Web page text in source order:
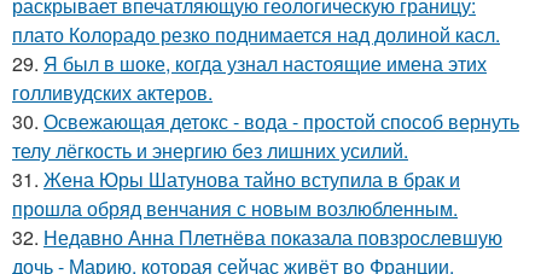
плато Колорадо резко поднимается над долиной касл.
29. Я был в шоке, когда узнал настоящие имена этих
голливудских актеров.
30. Освежающая детокс - вода - простой способ вернуть
телу лёгкость и энергию без лишних усилий.
31. Жена Юры Шатунова тайно вступила в брак и
прошла обряд венчания с новым возлюбленным.
32. Недавно Анна Плетнёва показала повзрослевшую
дочь - Марию, которая сейчас живёт во Франции.